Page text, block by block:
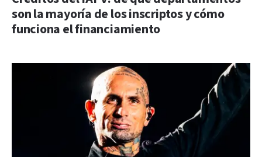
son la mayoría de los inscriptos y cómo
funciona el financiamiento